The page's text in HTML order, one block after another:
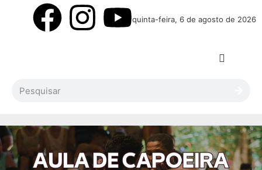
quinta-feira, 6 de agosto de 2026